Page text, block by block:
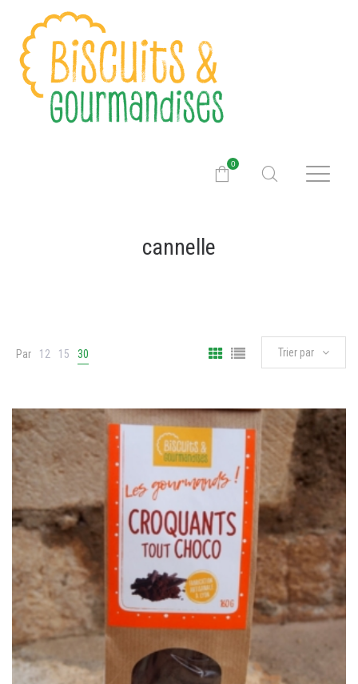
0
cannelle
Par 12 15 30 Trier par